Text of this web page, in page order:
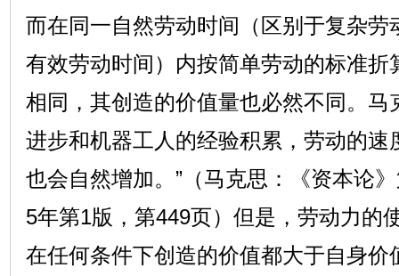
而在同一自然劳动时间（区别于复杂劳
有效劳动时间）内按简单劳动的标准折
相同，其创造的价值量也必然不同。马
进步和机器工人的经验积累，劳动的速
也会自然增加。”（马克思：《资本论
5年第1版，第449页）但是，劳动力的
在任何条件下创造的价值都大于自身价